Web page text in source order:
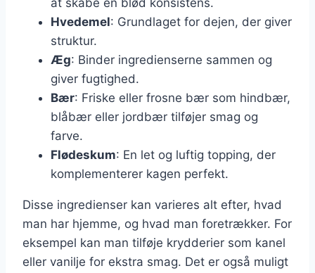
at skabe en blød konsistens.
Hvedemel: Grundlaget for dejen, der giver
struktur.
Æg: Binder ingredienserne sammen og
giver fugtighed.
Bær: Friske eller frosne bær som hindbær,
blåbær eller jordbær tilføjer smag og
farve.
Flødeskum: En let og luftig topping, der
komplementerer kagen perfekt.
Disse ingredienser kan varieres alt efter, hvad
man har hjemme, og hvad man foretrækker. For
eksempel kan man tilføje krydderier som kanel
eller vanilje for ekstra smag. Det er også muligt